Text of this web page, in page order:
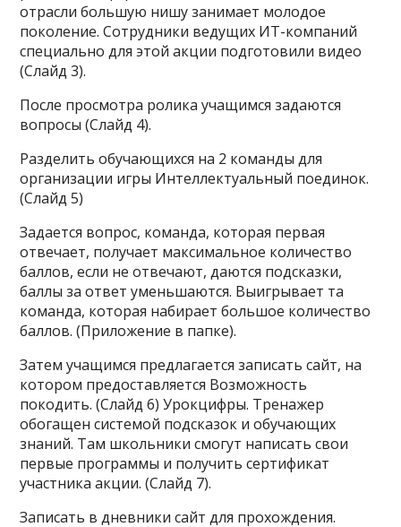
отрасли большую нишу занимает молодое
поколение. Сотрудники ведущих ИТ-компаний
специально для этой акции подготовили видео
(Слайд 3).
После просмотра ролика учащимся задаются
вопросы (Слайд 4).
Разделить обучающихся на 2 команды для
организации игры Интеллектуальный поединок.
(Слайд 5)
Задается вопрос, команда, которая первая
отвечает, получает максимальное количество
баллов, если не отвечают, даются подсказки,
баллы за ответ уменьшаются. Выигрывает та
команда, которая набирает большое количество
баллов. (Приложение в папке).
Затем учащимся предлагается записать сайт, на
котором предоставляется Возможность
покодить. (Слайд 6) Урокцифры. Тренажер
обогащен системой подсказок и обучающих
знаний. Там школьники смогут написать свои
первые программы и получить сертификат
участника акции. (Слайд 7).
Записать в дневники сайт для прохождения.